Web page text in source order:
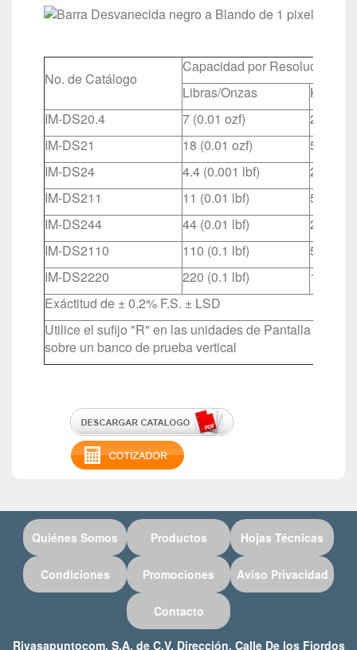
No. de Catálogo
Capacidad por Resolución
Libras/Onzas
IM-DS20.4
7 (0.01 ozf)
200 gf
IM-DS21
18 (0.01 ozf)
500 gf
IM-DS24
4.4 (0.001 lbf)
2,000
IM-DS211
11 (0.01 lbf)
5,000
IM-DS244
44 (0.01 lbf)
20
IM-DS2110
110 (0.1 lbf)
50
IM-DS2220
220 (0.1 lbf)
100
Exáctitud de ± 0.2% F.S. ± LSD
Utilice el sufijo "R" en las unidades de Pantalla
sobre un banco de prueba vertical
Quiénes Somos Productos Hojas Técnicas
Condiciones Promociones Aviso Privacidad
Contacto
Rivasapuntocom, S.A. de C.V. Dirección. Calle De los Fiordos